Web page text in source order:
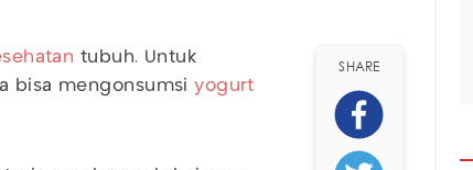
tubuh. Untuk
bisa mengonsumsi yogurt
SHARE